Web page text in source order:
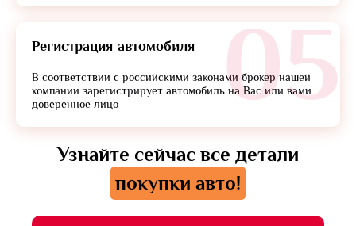
05
Регистрация автомобиля
В соответствии с российскими законами брокер нашей
компании зарегистрирует автомобиль на Вас или вами
доверенное лицо
Узнайте сейчас все детали
покупки авто!